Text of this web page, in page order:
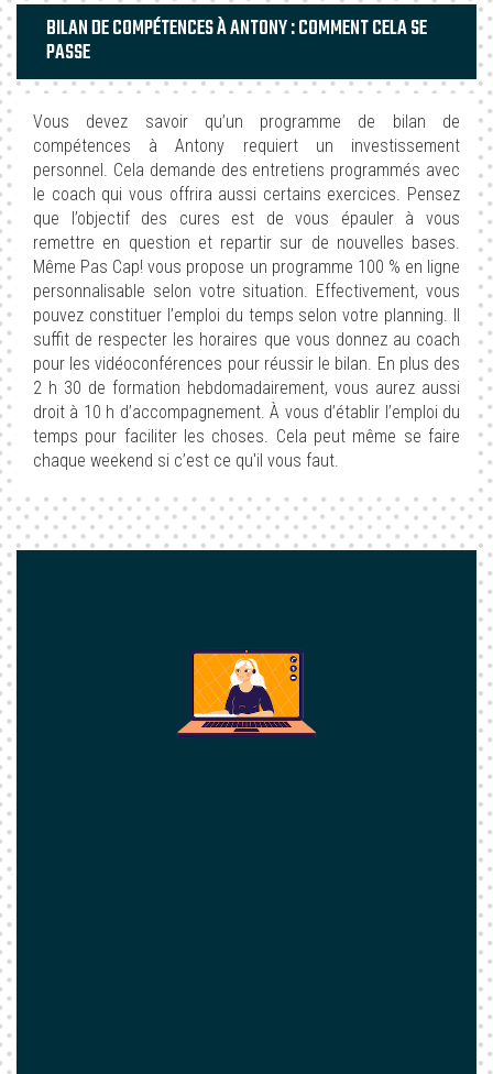
BILAN DE COMPÉTENCES À ANTONY : COMMENT CELA SE
PASSE
Vous devez savoir qu’un programme de bilan de
compétences à Antony requiert un investissement
personnel. Cela demande des entretiens programmés avec
le coach qui vous offrira aussi certains exercices. Pensez
que l’objectif des cures est de vous épauler à vous
remettre en question et repartir sur de nouvelles bases.
Même Pas Cap! vous propose un programme 100 % en ligne
personnalisable selon votre situation. Effectivement, vous
pouvez constituer l’emploi du temps selon votre planning. Il
suffit de respecter les horaires que vous donnez au coach
pour les vidéoconférences pour réussir le bilan. En plus des
2 h 30 de formation hebdomadairement, vous aurez aussi
droit à 10 h d’accompagnement. À vous d’établir l’emploi du
temps pour faciliter les choses. Cela peut même se faire
chaque weekend si c’est ce qu'il vous faut.